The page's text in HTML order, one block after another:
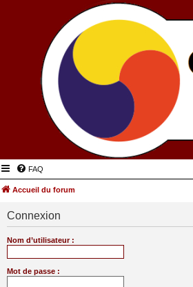
FAQ
Accueil du forum
Connexion
Nom d’utilisateur :
Mot de passe :